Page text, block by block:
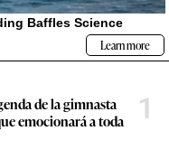
de la gimnasta
emocionará a toda
1